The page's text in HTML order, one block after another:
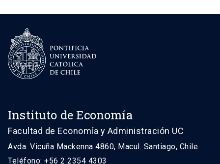
Instituto de Economía
Facultad de Economía y Administración UC
Avda. Vicuña Mackenna 4860, Macul. Santiago, Chile
Teléfono: +56 2 2354 4303